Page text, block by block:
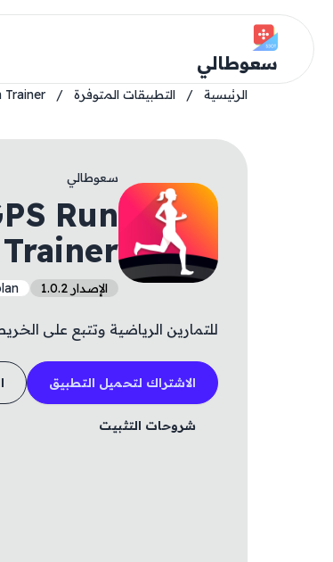
سعوطالي
الرئيسية / التطبيقات المتوفرة /
Trainer
سعوطالي
Run
Trainer
الإصدار 1.0.2
للتمارين الرياضية وتتبع على
الاشتراك لتحميل التطبيق
شروحات التثبيت